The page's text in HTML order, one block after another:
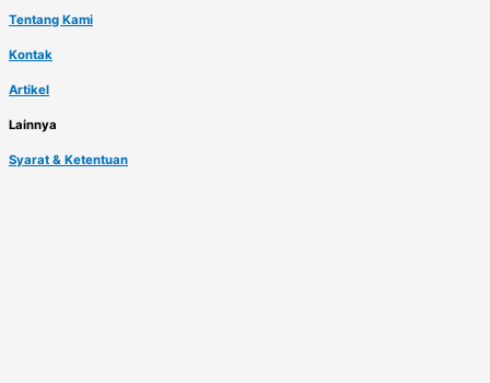
Tentang Kami
Kontak
Artikel
Lainnya
Syarat & Ketentuan